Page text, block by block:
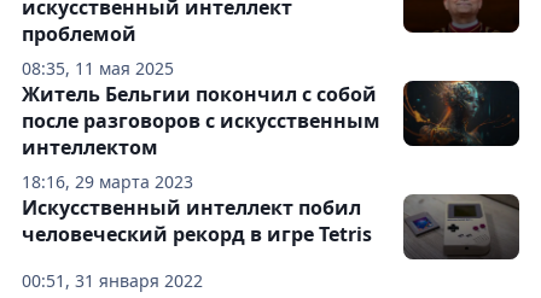
08:35, 11 мая 2025
искусственный интеллект
проблемой
18:16, 29 марта 2023
Житель Бельгии покончил с собой
после разговоров с искусственным
интеллектом
00:51, 31 января 2022
Искусственный интеллект побил
человеческий рекорд в игре Tetris